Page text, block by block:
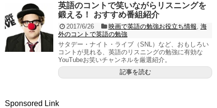
英語のコントで笑いながらリスニングを
鍛える！ おすすめ番組紹介
2017/6/26 映画で英語の勉強お役立ち情報 海
外のコントで英語の勉強
サタデー・ナイト・ライブ（SNL）など、おもしろい
コントが見れる、英語のリスニングの勉強に有効な
YouTubeお笑いチャンネルを厳選紹介。
記事を読む
Sponsored Link